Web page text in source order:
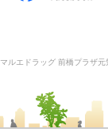
マルエドラッグ 前橋プラザ